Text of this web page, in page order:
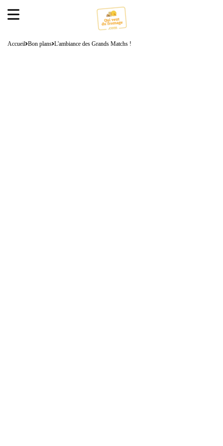
Accueil Bon plans L'ambiance des Grands Matchs !